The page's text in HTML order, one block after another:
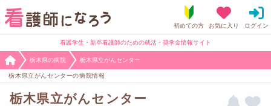
看護学生・新卒看護師のための就活・奨学金情報サイト
栃木県の病院 栃木県立がんセンター
栃木県立がんセンターの病院情報
栃木県立がんセンター